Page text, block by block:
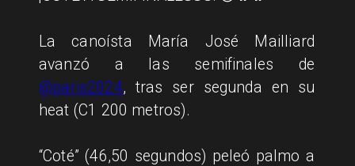
La canoísta María José Mailliard
avanzó a las semifinales de
@paris2024, tras ser segunda en su
heat (C1 200 metros).
“Coté” (46,50 segundos) peleó palmo a